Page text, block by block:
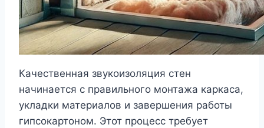
Качественная звукоизоляция стен
начинается с правильного монтажа каркаса,
укладки материалов и завершения работы
гипсокартоном. Этот процесс требует